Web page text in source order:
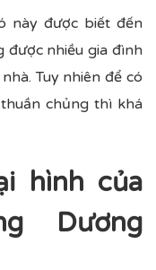
này được biết đến
được nhiều gia đình
Tuy nhiên để có
chủng thì khá
hình của
Dương